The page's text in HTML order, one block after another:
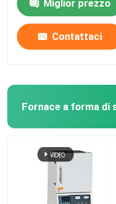
Miglior prezzo
Contattaci
Fornace a forma di